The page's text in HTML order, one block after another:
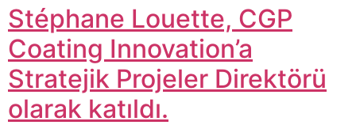
Stéphane Louette, CGP
Coating Innovation’a
Stratejik Projeler Direktörü
olarak katıldı.